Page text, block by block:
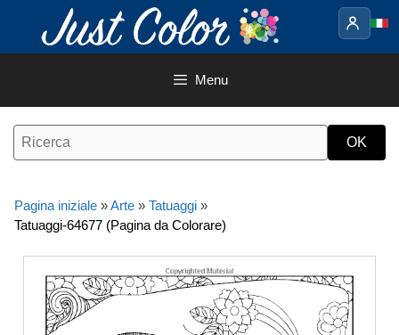
contenuto
Menu
Pagina iniziale »Arte » Tatuaggi »
Tatuaggi-64677 (Pagina da Colorare)